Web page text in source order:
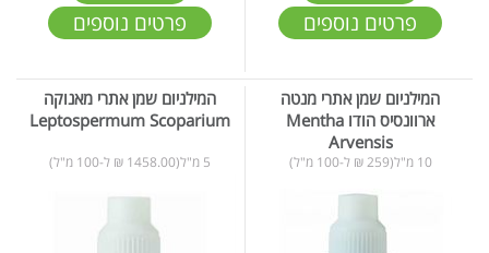
פרטים נוספים פרטים נוספים
המילניום שמן אתרי מנטה
ארוונסיס הודו Mentha
Arvensis
10 מ"ל(259 ₪ ל-100 מ"ל)
המילניום שמן אתרי מאנוקה
Leptospermum Scoparium
5 מ"ל(1458.00 ₪ ל-100 מ"ל)